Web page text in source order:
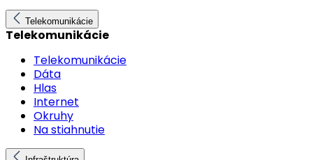
Telekomunikácie
Telekomunikácie
Telekomunikácie
Dáta
Hlas
Internet
Okruhy
Na stiahnutie